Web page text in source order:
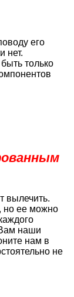
его
нет.
только
вылечить.
но ее можно
Вам наши
нам в
не